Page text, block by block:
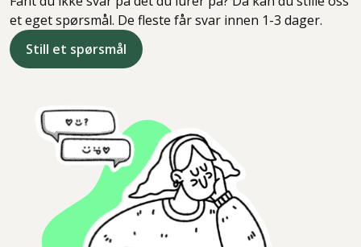
et eget spørsmål. De fleste får svar innen 1-3 dager.
Still et spørsmål